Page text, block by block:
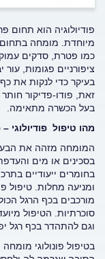
פודיולוגיה הוא תחום
מיוחדת. מומחה בתחום
כמו פטרת, סדקים
ציפורניים פגומות,
בעיקר כדי לנקות את
זאת, פודו-פדיקור
בעל הכשרה מתאימה.
מהו טיפול פודיולוגי
המומחה מזהה את
בסכינים או מים
בחומרים ייעודיים
ומניעה מחלות. טיפול
מורכבים בכף הרגל
סוכרתיות. הטיפול
וגם להתהדר בכף רגל
בטיפול פונולוגי